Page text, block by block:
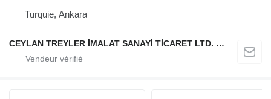
Turquie, Ankara
CEYLAN TREYLER İMALAT SANAYİ TİCARET LTD. ŞTİ.